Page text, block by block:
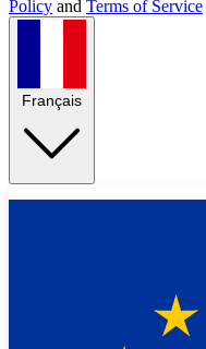
Policy and Terms of Service
Français